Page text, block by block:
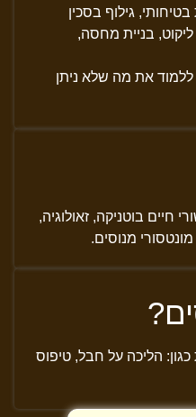
גילוף בסכין
ליקוט, בניית מחסה,
את מה שלא ניתן
חיים בוטניקה, זאולוגיה,
מנוסים.
הליכה על חבל, טיפוס